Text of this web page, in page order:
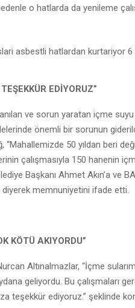
o hatlarda da yenileme
EDİYORUZ”
ve sorun yaratan içme
önemli bir sorunun
“Mahallemizde 50 yıldan beri
çalışmasıyla 150 hanenin
Başkanı Ahmet Akın’a ve
memnuniyetini ifade etti.
KÖTÜ AKIYORDU”
Altınalmazlar, “İçme
geliyordu. Bu çalışmaları
teşekkür ediyoruz.” şeklinde